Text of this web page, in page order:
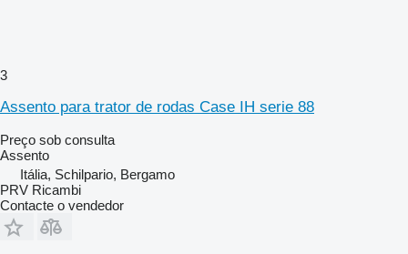
3
Assento para trator de rodas Case IH serie 88
Preço sob consulta
Assento
Itália, Schilpario, Bergamo
PRV Ricambi
Contacte o vendedor